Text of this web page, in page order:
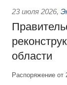
23 июля 2026,
области
Распоряжение